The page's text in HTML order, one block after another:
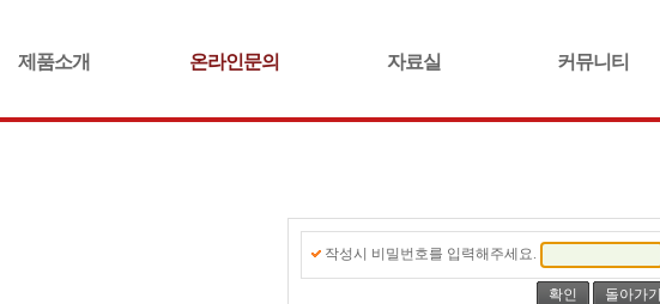
제품소개 온라인문의 자료실 커뮤니티
작성시 비밀번호를 입력해주세요.
돌아가기